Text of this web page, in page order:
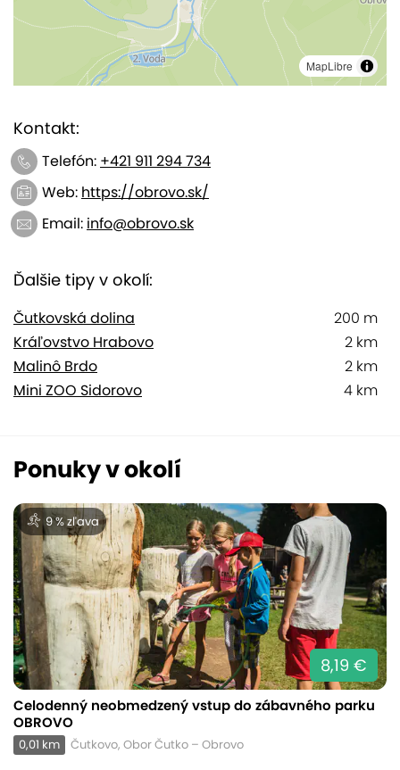
MapLibre
Kontakt:
Telefón: +421 911 294 734
Web: https://obrovo.sk/
Email: info@obrovo.sk
Ďalšie tipy v okolí:
200 m
Čutkovská dolina
2 km
Kráľovstvo Hrabovo
2 km
Malinô Brdo
4 km
Mini ZOO Sidorovo
Ponuky v okolí
9 % zľava
8,19 €
Celodenný neobmedzený vstup do zábavného parku
OBROVO
0,01 km Čutkovo, Obor Čutko – Obrovo